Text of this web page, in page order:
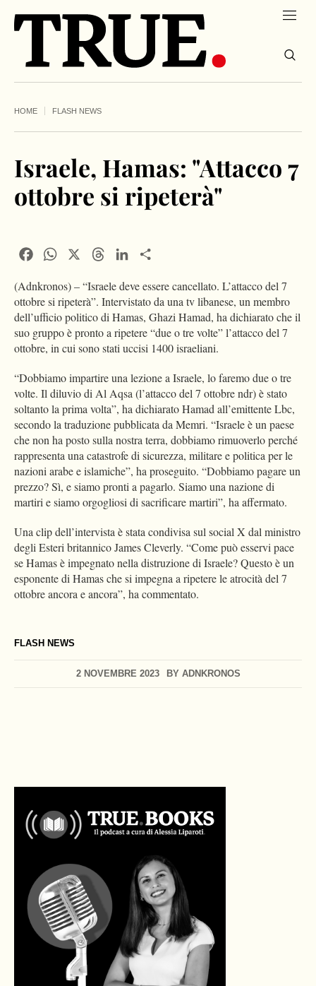
HOME FLASH NEWS
FLASH NEWS
Israele, Hamas: "Attacco 7
ottobre si ripeterà"
2 NOVEMBRE 2023 BY ADNKRONOS
FacebookWhatsApp ThreadsLinkedIn
(Adnkronos) – “Israele deve essere cancellato. L’attacco del 7
ottobre si ripeterà”. Intervistato da una tv libanese, un membro
dell’ufficio politico di Hamas, Ghazi Hamad, ha dichiarato che il
suo gruppo è pronto a ripetere “due o tre volte” l’attacco del 7
ottobre, in cui sono stati uccisi 1400 israeliani.
“Dobbiamo impartire una lezione a Israele, lo faremo due o tre
volte. Il diluvio di Al Aqsa (l’attacco del 7 ottobre ndr) è stato
soltanto la prima volta”, ha dichiarato Hamad all’emittente Lbc,
secondo la traduzione pubblicata da Memri. “Israele è un paese
che non ha posto sulla nostra terra, dobbiamo rimuoverlo perché
rappresenta una catastrofe di sicurezza, militare e politica per le
nazioni arabe e islamiche”, ha proseguito. “Dobbiamo pagare un
prezzo? Sì, e siamo pronti a pagarlo. Siamo una nazione di
martiri e siamo orgogliosi di sacrificare martiri”, ha affermato.
Una clip dell’intervista è stata condivisa sul social X dal ministro
degli Esteri britannico James Cleverly. “Come può esservi pace
se Hamas è impegnato nella distruzione di Israele? Questo è un
esponente di Hamas che si impegna a ripetere le atrocità del 7
ottobre ancora e ancora”, ha commentato.